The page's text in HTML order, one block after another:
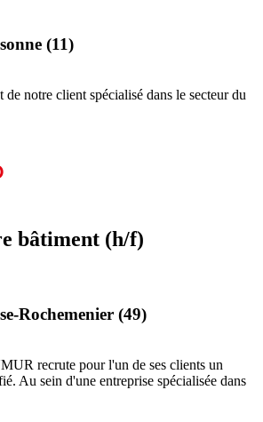
(11)
de notre client spécialisé dans le secteur du
bâtiment (h/f)
Rochemenier (49)
recrute pour l'un de ses clients un
Au sein d'une entreprise spécialisée dans